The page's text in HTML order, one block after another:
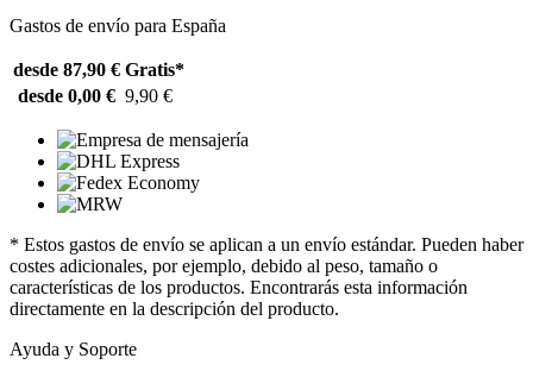
Gastos de envío para España
desde 87,90 € Gratis*
desde 0,00 € 9,90 €
* Estos gastos de envío se aplican a un envío estándar. Pueden haber
costes adicionales, por ejemplo, debido al peso, tamaño o
características de los productos. Encontrarás esta información
directamente en la descripción del producto.
Ayuda y Soporte